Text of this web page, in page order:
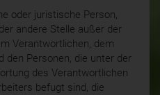
oder juristische Person,
andere Stelle außer der
Verantwortlichen, dem
den Personen, die unter der
des Verantwortlichen
befugt sind, die